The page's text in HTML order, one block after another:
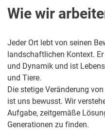
Wie wir
Jeder Ort lebt von seinen
landschaftlichen Kontext.
und Dynamik und ist
und Tiere.
Die stetige Veränderung
ist uns bewusst. Wir
Aufgabe, zeitgemäße
Generationen zu finden.